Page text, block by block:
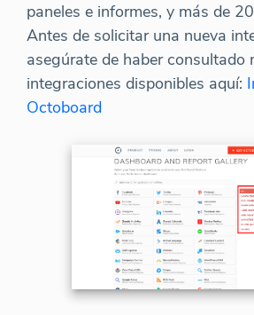
paneles e informes, y más de
Antes de solicitar una nueva
asegúrate de haber consultado
integraciones disponibles aquí:
Octoboard